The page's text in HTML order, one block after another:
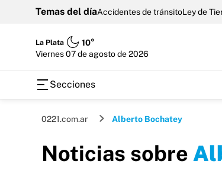
Temas del díaAccidentes de tránsitoLey de
La Plata
10°
viernes 07 de agosto de 2026
Secciones
0221.com.ar Alberto Bochatey
Noticias sobre